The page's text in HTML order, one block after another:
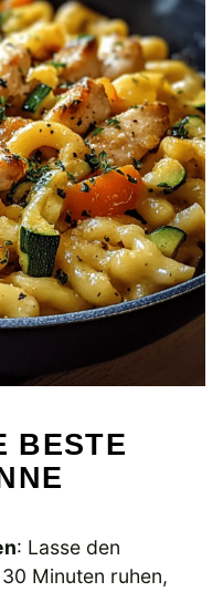
BESTE
: Lasse den
Minuten ruhen,